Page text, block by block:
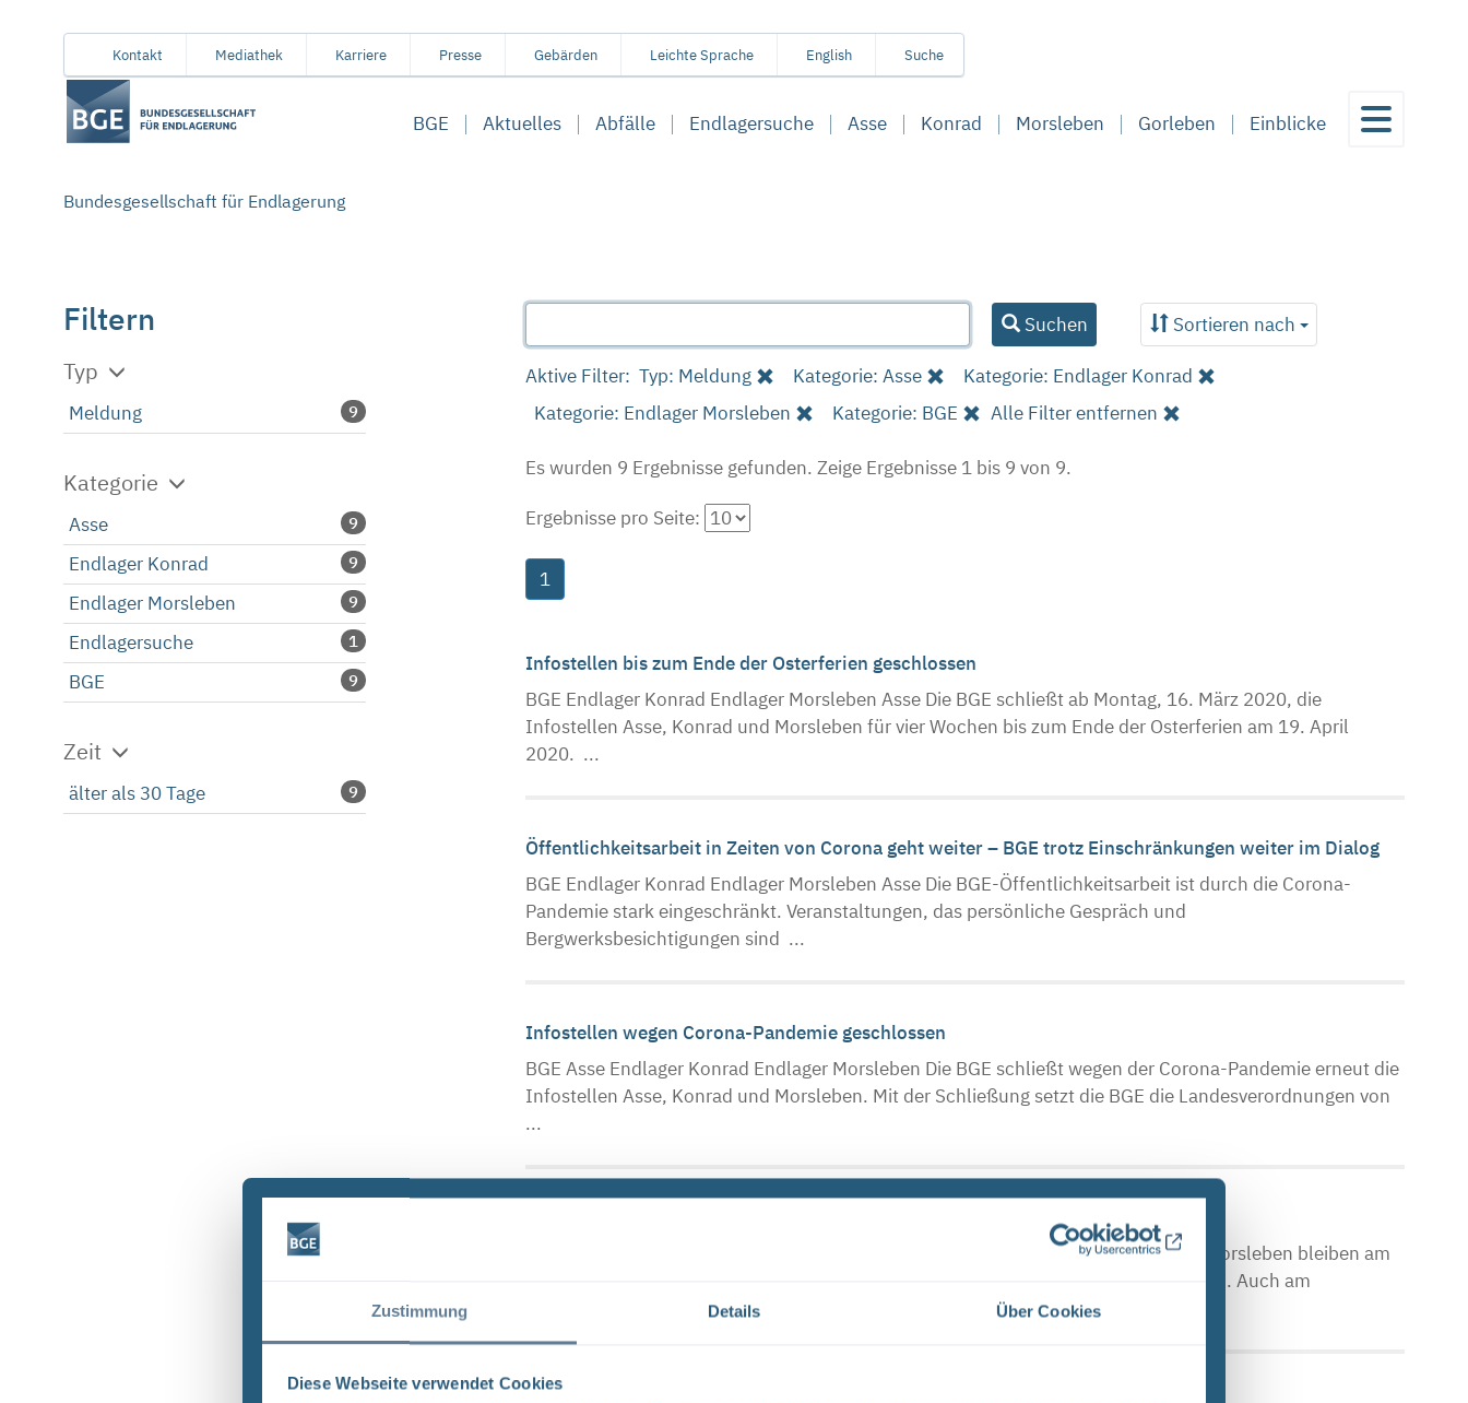
Zustimmung Details Über Cookies
Diese Webseite verwendet Cookies
InhaltsbereichKontakt Mediathek Karriere Presse Gebärden Leichte Sprache English Suche
BGE Aktuelles Abfälle Endlagersuche Asse Konrad Morsleben Gorleben Einblicke
Bundesgesellschaft für Endlagerung
Suchen Sortieren nach
Filtern
Typ
Meldung 9
Kategorie
Asse 9
Endlager Konrad 9
Endlager Morsleben 9
Endlagersuche 1
BGE 9
Zeit
älter als 30 Tage 9
Aktive Filter: Typ: Meldung Kategorie: Asse
Kategorie: Endlager Konrad
Kategorie: Endlager Morsleben
Kategorie: BGE Alle Filter entfernen
Es wurden 9 Ergebnisse gefunden. Zeige Ergebnisse 1 bis 9 von 9.
Ergebnisse pro Seite:
1
Infostellen bis zum Ende der Osterferien geschlossen
BGE Endlager Konrad Endlager Morsleben Asse Die BGE schließt ab Montag, 16. März 2020, die
Infostellen Asse, Konrad und Morsleben für vier Wochen bis zum Ende der Osterferien am 19. April
2020. ...
Öffentlichkeitsarbeit in Zeiten von Corona geht weiter – BGE trotz Einschränkungen weiter im Dialog
BGE Endlager Konrad Endlager Morsleben Asse Die BGE-Öffentlichkeitsarbeit ist durch die Corona-
Pandemie stark eingeschränkt. Veranstaltungen, das persönliche Gespräch und
Bergwerksbesichtigungen sind ...
Infostellen wegen Corona-Pandemie geschlossen
BGE Asse Endlager Konrad Endlager Morsleben Die BGE schließt wegen der Corona-Pandemie erneut die
Infostellen Asse, Konrad und Morsleben. Mit der Schließung setzt die BGE die Landesverordnungen von
...
BGE Asse Endlager Konrad Endlager Morsleben Die Infostellen Asse, Konrad und Morsleben bleiben am
Mittwoch, den 23. Oktober 2019 aufgrund einer internen Veranstaltung geschlossen. Auch am